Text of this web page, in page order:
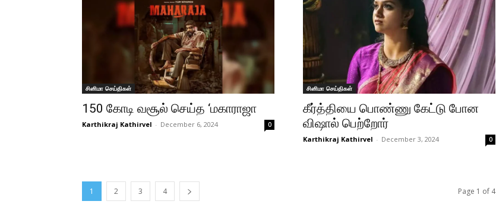
சினிமா செய்திகள்
150 கோடி வசூல் செய்த ‘மகாராஜா
Karthikraj Kathirvel - December 6, 2024 0
சினிமா செய்திகள்
கீர்த்தியை பொண்ணு கேட்டு போன
விஷால் பெற்றோர்
Karthikraj Kathirvel - December 3, 2024 0
1 2 3 4 Page 1 of 4